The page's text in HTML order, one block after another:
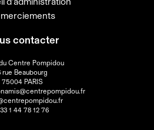
contacter
Centre Pompidou
rue Beaubourg
75004 PARIS
1 44 78 12 76